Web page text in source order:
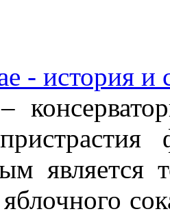
- история и